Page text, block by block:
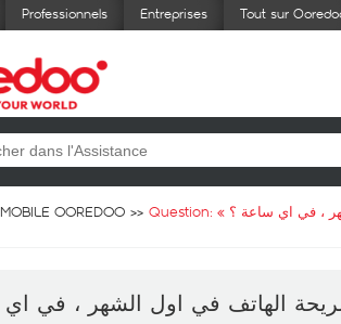
Professionnels Entreprises Tout sur
MOBILE OOREDOO Question: « ، في اي ساعة ؟
الهاتف في اول الشهر ، في اي